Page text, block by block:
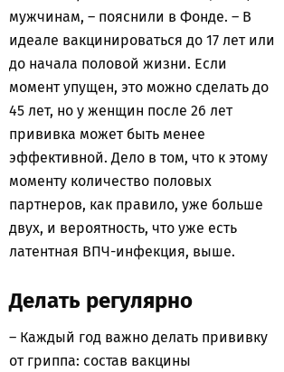
мужчинам, – пояснили в Фонде. – В
идеале вакцинироваться до 17 лет или
до начала половой жизни. Если
момент упущен, это можно сделать до
45 лет, но у женщин после 26 лет
прививка может быть менее
эффективной. Дело в том, что к этому
моменту количество половых
партнеров, как правило, уже больше
двух, и вероятность, что уже есть
латентная ВПЧ-инфекция, выше.
Делать регулярно
– Каждый год важно делать прививку
от гриппа: состав вакцины